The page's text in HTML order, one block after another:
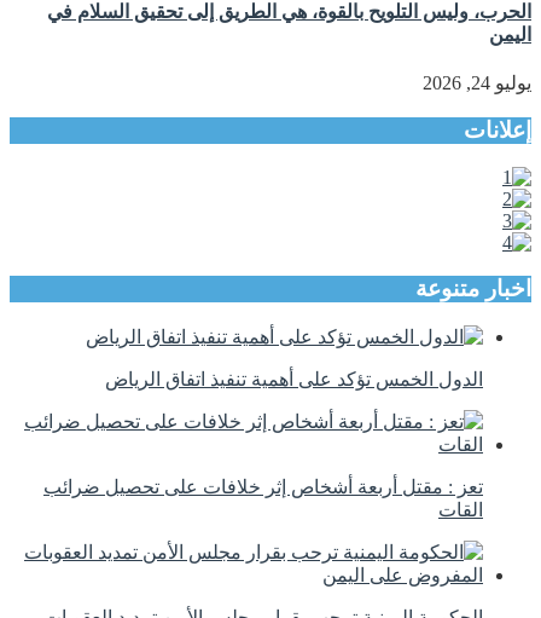
الحرب، وليس التلويح بالقوة، هي الطريق إلى تحقيق السلام في
اليمن
يوليو 24, 2026
إعلانات
اخبار متنوعة
الدول الخمس تؤكد على أهمية تنفيذ اتفاق الرياض
تعز : مقتل أربعة أشخاص إثر خلافات على تحصيل ضرائب
القات